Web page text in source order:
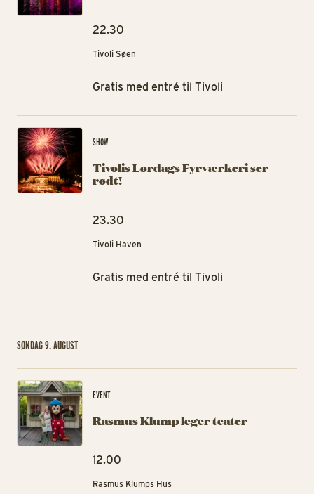
22.30
Tivoli Søen
Gratis med entré til Tivoli
SHOW
Tivolis Lørdags Fyrværkeri ser
rødt!
23.30
Tivoli Haven
Gratis med entré til Tivoli
SØNDAG 9. AUGUST
EVENT
Rasmus Klump leger teater
12.00
Rasmus Klumps Hus